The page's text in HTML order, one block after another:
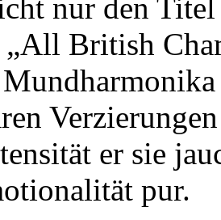
nur den
„All British
er sie
pur.